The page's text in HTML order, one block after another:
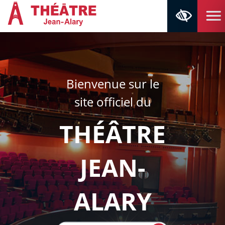
Aller au contenu
Aller au menu
Navigation principaleRetour à la page d'accueil
Bienvenue sur le
site officiel du
THÉÂTRE
JEAN-
ALARY
Panneau de gestion des cookies